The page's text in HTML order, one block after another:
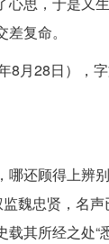
复命。
月28日），
哪还顾得上辨
监魏忠贤，名
其所经之处“